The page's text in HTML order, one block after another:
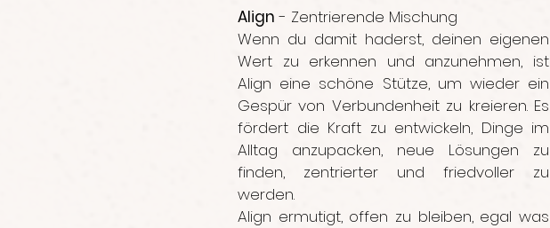
Align - Zentrierende Mischung
Wenn du damit haderst, deinen eigenen
Wert zu erkennen und anzunehmen, ist
Align eine schöne Stütze, um wieder ein
Gespür von Verbundenheit zu kreieren. Es
fördert die Kraft zu entwickeln, Dinge im
Alltag anzupacken, neue Lösungen zu
finden, zentrierter und friedvoller zu
werden.
Align ermutigt, offen zu bleiben, egal was